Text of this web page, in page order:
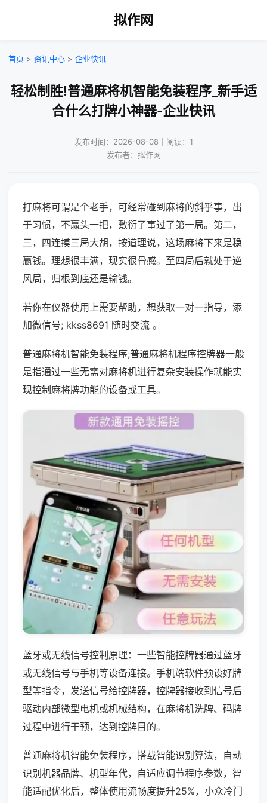
拟作网
首页 > 资讯中心 > 企业快讯
轻松制胜!普通麻将机智能免装程序_新手适
合什么打牌小神器-企业快讯
发布时间：2026-08-08｜阅读：1
发布者：拟作网
打麻将可谓是个老手，可经常碰到麻将的斜乎事，出
于习惯，不赢头一把，敷衍了事过了第一局。第二，
三，四连摸三局大胡，按道理说，这场麻将下来是稳
赢钱。理想很丰满，现实很骨感。至四局后就处于逆
风局，归根到底还是输钱。
若你在仪器使用上需要帮助，想获取一对一指导，添
加微信号; kkss8691 随时交流 。
普通麻将机智能免装程序;普通麻将机程序控牌器一般
是指通过一些无需对麻将机进行复杂安装操作就能实
现控制麻将牌功能的设备或工具。
蓝牙或无线信号控制原理：一些智能控牌器通过蓝牙
或无线信号与手机等设备连接。手机端软件预设好牌
型等指令，发送信号给控牌器，控牌器接收到信号后
驱动内部微型电机或机械结构，在麻将机洗牌、码牌
过程中进行干预，达到控牌目的。
普通麻将机智能免装程序，搭载智能识别算法，自动
识别机器品牌、机型年代，自适应调节程序参数，智
能适配优化后，整体使用流畅度提升25%，小众冷门